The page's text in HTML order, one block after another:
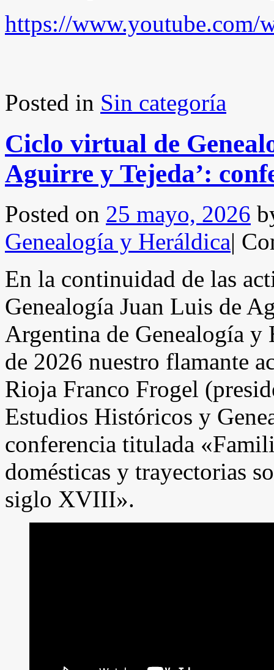
https://www.youtube.com/
Posted in Sin categoría
Ciclo virtual de
Aguirre y Tejeda’:
Posted on 25 mayo, 2026
Genealogía y Heráldica|
En la continuidad de las
Genealogía Juan Luis de
Argentina de Genealogía y
de 2026 nuestro flamante
Rioja Franco Frogel
Estudios Históricos y
conferencia titulada
domésticas y trayectorias
siglo XVIII».